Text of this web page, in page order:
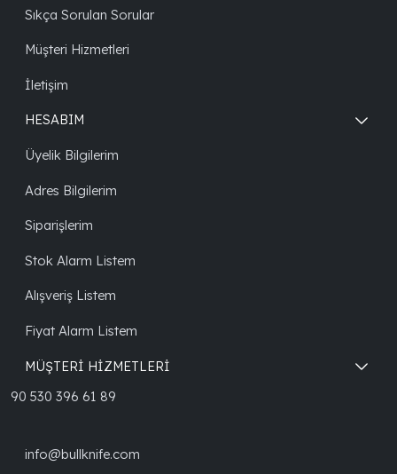
Sıkça Sorulan Sorular
Müşteri Hizmetleri
İletişim
HESABIM
Üyelik Bilgilerim
Adres Bilgilerim
Siparişlerim
Stok Alarm Listem
Alışveriş Listem
Fiyat Alarm Listem
MÜŞTERİ HİZMETLERİ
90 530 396 61 89
info@bullknife.com